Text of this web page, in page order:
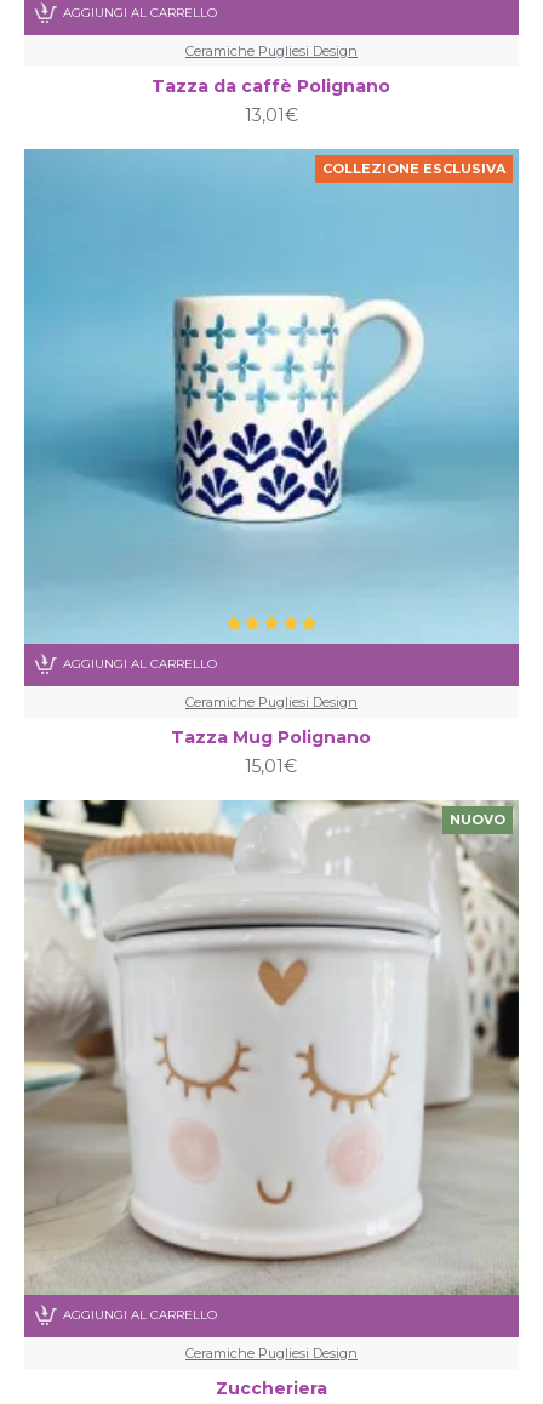
Ceramiche Pugliesi Design
Tazza da caffè Polignano
13,01€
AGGIUNGI AL CARRELLO
COLLEZIONE ESCLUSIVA
Ceramiche Pugliesi Design
Tazza Mug Polignano
15,01€
AGGIUNGI AL CARRELLO
NUOVO
Ceramiche Pugliesi Design
Zuccheriera
AGGIUNGI AL CARRELLO